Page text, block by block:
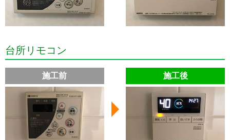
台所リモコン
施工前 施工後